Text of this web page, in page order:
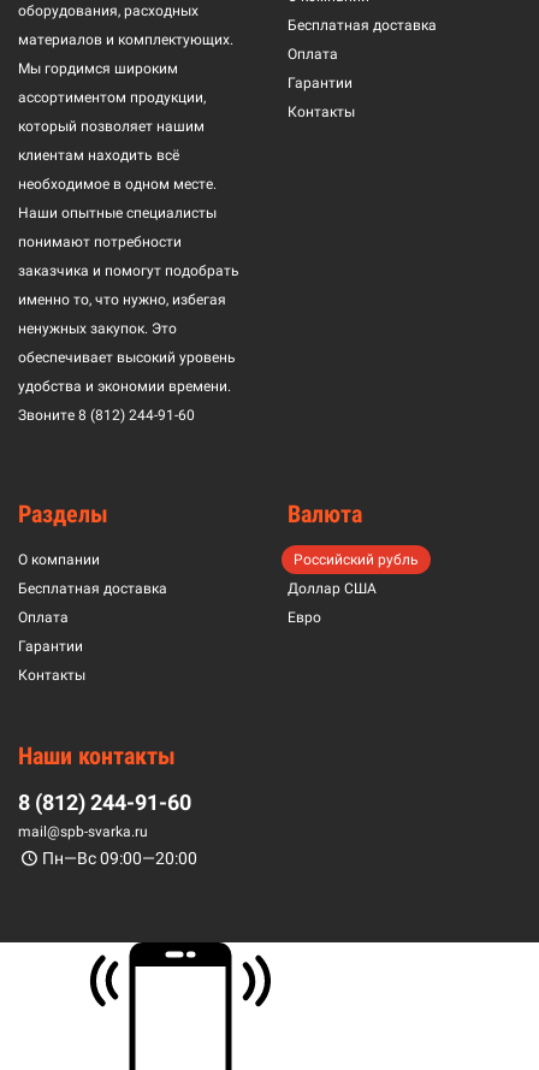
оборудования, расходных
материалов и комплектующих.
Мы гордимся широким
ассортиментом продукции,
который позволяет нашим
клиентам находить всё
необходимое в одном месте.
Наши опытные специалисты
понимают потребности
заказчика и помогут подобрать
именно то, что нужно, избегая
ненужных закупок. Это
обеспечивает высокий уровень
удобства и экономии времени.
Звоните 8 (812) 244-91-60
Бесплатная доставка
Оплата
Гарантии
Контакты
Разделы
О компании
Бесплатная доставка
Оплата
Гарантии
Контакты
Валюта
Российский рубль
Доллар США
Евро
Наши контакты
8 (812) 244-91-60
mail@spb-svarka.ru
Пн—Вс 09:00—20:00